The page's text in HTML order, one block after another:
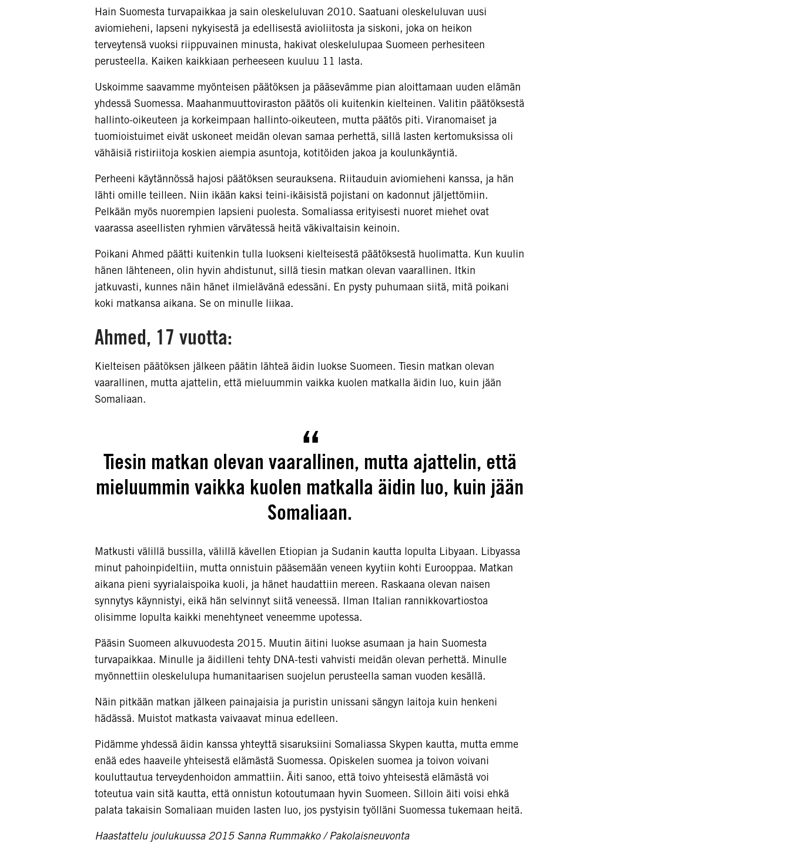
Hain Suomesta turvapaikkaa ja sain oleskeluluvan 2010. Saatuani oleskeluluvan uusi
aviomieheni, lapseni nykyisestä ja edellisestä avioliitosta ja siskoni, joka on heikon
terveytensä vuoksi riippuvainen minusta, hakivat oleskelulupaa Suomeen perhesiteen
perusteella. Kaiken kaikkiaan perheeseen kuuluu 11 lasta.
Uskoimme saavamme myönteisen päätöksen ja pääsevämme pian aloittamaan uuden elämän
yhdessä Suomessa. Maahanmuuttoviraston päätös oli kuitenkin kielteinen. Valitin päätöksestä
hallinto-oikeuteen ja korkeimpaan hallinto-oikeuteen, mutta päätös piti. Viranomaiset ja
tuomioistuimet eivät uskoneet meidän olevan samaa perhettä, sillä lasten kertomuksissa oli
vähäisiä ristiriitoja koskien aiempia asuntoja, kotitöiden jakoa ja koulunkäyntiä.
Perheeni käytännössä hajosi päätöksen seurauksena. Riitauduin aviomieheni kanssa, ja hän
lähti omille teilleen. Niin ikään kaksi teini-ikäisistä pojistani on kadonnut jäljettömiin.
Pelkään myös nuorempien lapsieni puolesta. Somaliassa erityisesti nuoret miehet ovat
vaarassa aseellisten ryhmien värvätessä heitä väkivaltaisin keinoin.
Poikani Ahmed päätti kuitenkin tulla luokseni kielteisestä päätöksestä huolimatta. Kun kuulin
hänen lähteneen, olin hyvin ahdistunut, sillä tiesin matkan olevan vaarallinen. Itkin
jatkuvasti, kunnes näin hänet ilmielävänä edessäni. En pysty puhumaan siitä, mitä poikani
koki matkansa aikana. Se on minulle liikaa.
Ahmed, 17 vuotta:
Kielteisen päätöksen jälkeen päätin lähteä äidin luokse Suomeen. Tiesin matkan olevan
vaarallinen, mutta ajattelin, että mieluummin vaikka kuolen matkalla äidin luo, kuin jään
Somaliaan.
Tiesin matkan olevan vaarallinen, mutta ajattelin, että
mieluummin vaikka kuolen matkalla äidin luo, kuin jään
Somaliaan.
Matkusti välillä bussilla, välillä kävellen Etiopian ja Sudanin kautta lopulta Libyaan. Libyassa
minut pahoinpideltiin, mutta onnistuin pääsemään veneen kyytiin kohti Eurooppaa. Matkan
aikana pieni syyrialaispoika kuoli, ja hänet haudattiin mereen. Raskaana olevan naisen
synnytys käynnistyi, eikä hän selvinnyt siitä veneessä. Ilman Italian rannikkovartiostoa
olisimme lopulta kaikki menehtyneet veneemme upotessa.
Pääsin Suomeen alkuvuodesta 2015. Muutin äitini luokse asumaan ja hain Suomesta
turvapaikkaa. Minulle ja äidilleni tehty DNA-testi vahvisti meidän olevan perhettä. Minulle
myönnettiin oleskelulupa humanitaarisen suojelun perusteella saman vuoden kesällä.
Näin pitkään matkan jälkeen painajaisia ja puristin unissani sängyn laitoja kuin henkeni
hädässä. Muistot matkasta vaivaavat minua edelleen.
Pidämme yhdessä äidin kanssa yhteyttä sisaruksiini Somaliassa Skypen kautta, mutta emme
enää edes haaveile yhteisestä elämästä Suomessa. Opiskelen suomea ja toivon voivani
kouluttautua terveydenhoidon ammattiin. Äiti sanoo, että toivo yhteisestä elämästä voi
toteutua vain sitä kautta, että onnistun kotoutumaan hyvin Suomeen. Silloin äiti voisi ehkä
palata takaisin Somaliaan muiden lasten luo, jos pystyisin työlläni Suomessa tukemaan heitä.
Haastattelu joulukuussa 2015 Sanna Rummakko / Pakolaisneuvonta